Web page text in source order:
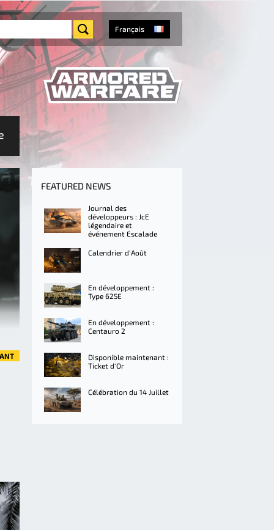
Français
FEATURED NEWS
Journal des
développeurs : JcE
légendaire et
événement Escalade
Calendrier d'Août
En développement :
Type 625E
En développement :
Centauro 2
Disponible maintenant :
Ticket d'Or
Célébration du 14 Juillet